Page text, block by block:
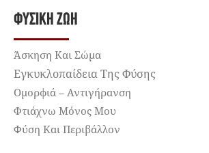
ΦΥΣΙΚΉ ΖΩΉ
Άσκηση Και Σώμα
Εγκυκλοπαίδεια Της Φύσης
Ομορφιά – Αντιγήρανση
Φτιάχνω Μόνος Μου
Φύση Και Περιβάλλον